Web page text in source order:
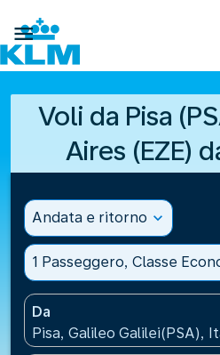

Voli da Pisa
Aires (EZE)
Andata e ritorno expand_more
1 Passeggero, Classe
Da
Pisa, Galileo Galilei(PSA),